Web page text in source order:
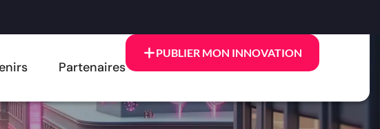
Partenaires
PUBLIER MON INNOVATION